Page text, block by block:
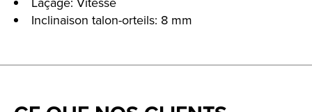
Inclinaison talon-orteils: 8 mm